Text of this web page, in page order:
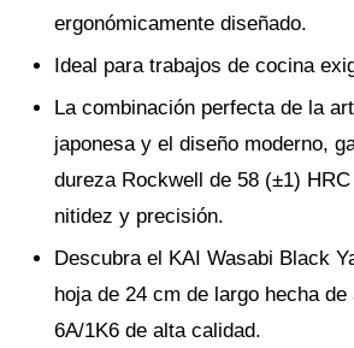
ergonómicamente diseñado.
Ideal para trabajos de cocina
La combinación perfecta de la
japonesa y el diseño moderno,
dureza Rockwell de 58 (±1)
nitidez y precisión.
Descubra el KAI Wasabi Black
hoja de 24 cm de largo hecha
6A/1K6 de alta calidad.